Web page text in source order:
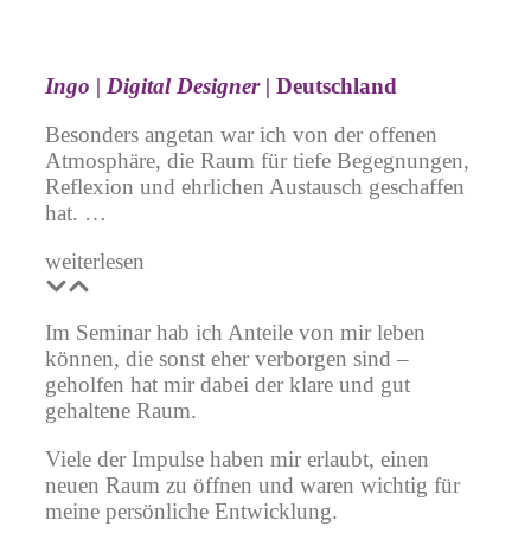
Ingo | Digital Designer | Deutschland
Besonders angetan war ich von der offenen
Atmosphäre, die Raum für tiefe Begegnungen,
Reflexion und ehrlichen Austausch geschaffen
hat. …
weiterlesen
Im Seminar hab ich Anteile von mir leben
können, die sonst eher verborgen sind –
geholfen hat mir dabei der klare und gut
gehaltene Raum.
Viele der Impulse haben mir erlaubt, einen
neuen Raum zu öffnen und waren wichtig für
meine persönliche Entwicklung.